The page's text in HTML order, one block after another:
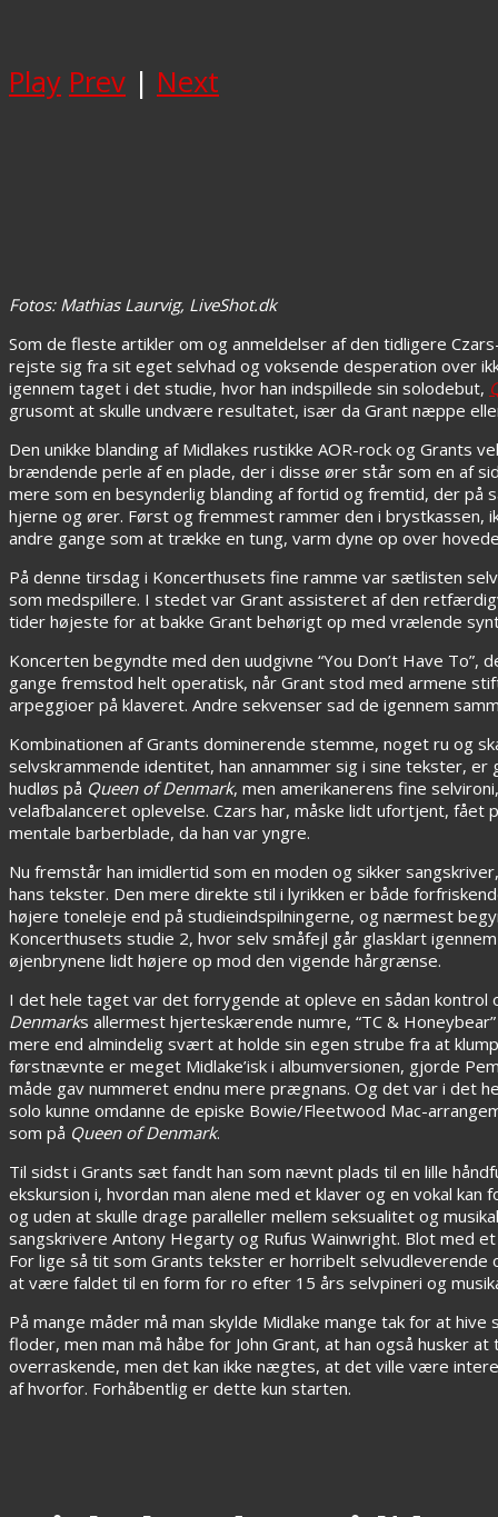
Play Prev | Next
Fotos: Mathias Laurvig, LiveShot.dk
Som de fleste artikler om og anmeldelser af den tidligere
rejste sig fra sit eget selvhad og voksende desperation over
igennem taget i det studie, hvor han indspillede sin solodebut,
grusomt at skulle undvære resultatet, især da Grant næppe
Den unikke blanding af Midlakes rustikke AOR-rock og
brændende perle af en plade, der i disse ører står som en af
mere som en besynderlig blanding af fortid og fremtid, der
hjerne og ører. Først og fremmest rammer den i
andre gange som at trække en tung, varm dyne op over
På denne tirsdag i Koncerthusets fine ramme var sætlisten
som medspillere. I stedet var Grant assisteret af den
tider højeste for at bakke Grant behørigt op med vrælende
Koncerten begyndte med den uudgivne “You Don’t Have
gange fremstod helt operatisk, når Grant stod med armene
arpeggioer på klaveret. Andre sekvenser sad de igennem
Kombinationen af Grants dominerende stemme, noget ru og
selvskrammende identitet, han annammer sig i sine tekster,
hudløs på Queen of Denmark, men amerikanerens fine
velafbalanceret oplevelse. Czars har, måske lidt ufortjent,
mentale barberblade, da han var yngre.
Nu fremstår han imidlertid som en moden og sikker
hans tekster. Den mere direkte stil i lyrikken er både
højere toneleje end på studieindspilningerne, og nærmest
Koncerthusets studie 2, hvor selv småfejl går glasklart
øjenbrynene lidt højere op mod den vigende hårgrænse.
I det hele taget var det forrygende at opleve en sådan
Denmarks allermest hjerteskærende numre, “TC &
mere end almindelig svært at holde sin egen strube fra at
førstnævnte er meget Midlake’isk i albumversionen, gjorde
måde gav nummeret endnu mere prægnans. Og det var i det
solo kunne omdanne de episke Bowie/Fleetwood Mac-
som på Queen of Denmark.
Til sidst i Grants sæt fandt han som nævnt plads til en lille
ekskursion i, hvordan man alene med et klaver og en vokal
og uden at skulle drage paralleller mellem seksualitet og
sangskrivere Antony Hegarty og Rufus Wainwright. Blot med
For lige så tit som Grants tekster er horribelt
at være faldet til en form for ro efter 15 års selvpineri og
På mange måder må man skylde Midlake mange tak for at
floder, men man må håbe for John Grant, at han også husker
overraskende, men det kan ikke nægtes, at det ville være
af hvorfor. Forhåbentlig er dette kun starten.